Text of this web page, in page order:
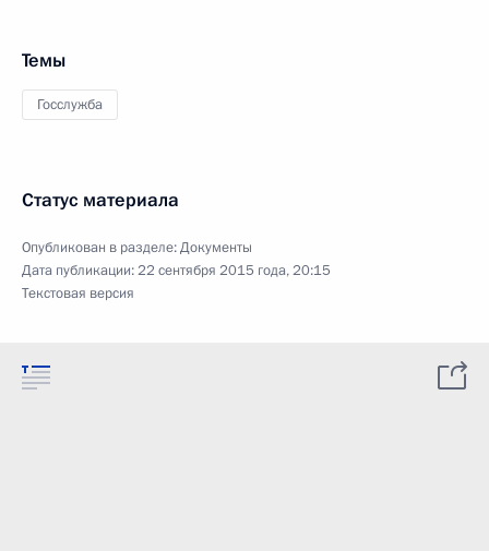
Темы
Госслужба
Статус материала
Опубликован в разделе:Документы
Дата публикации:22 сентября 2015 года, 20:15
Текстовая версия